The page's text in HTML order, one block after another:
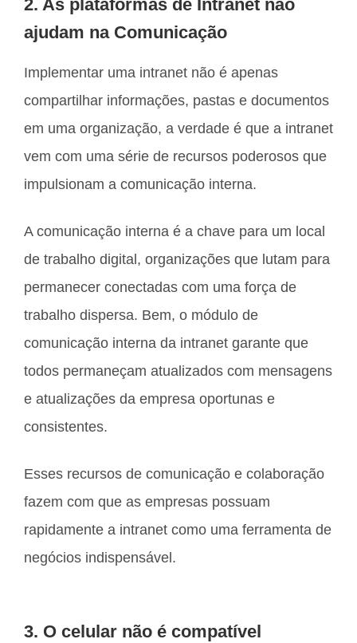
2. As plataformas de Intranet não
ajudam na Comunicação
Implementar uma intranet não é apenas
compartilhar informações, pastas e documentos
em uma organização, a verdade é que a intranet
vem com uma série de recursos poderosos que
impulsionam a comunicação interna.
A comunicação interna é a chave para um local
de trabalho digital, organizações que lutam para
permanecer conectadas com uma força de
trabalho dispersa. Bem, o módulo de
comunicação interna da intranet garante que
todos permaneçam atualizados com mensagens
e atualizações da empresa oportunas e
consistentes.
Esses recursos de comunicação e colaboração
fazem com que as empresas possuam
rapidamente a intranet como uma ferramenta de
negócios indispensável.
3. O celular não é compatível